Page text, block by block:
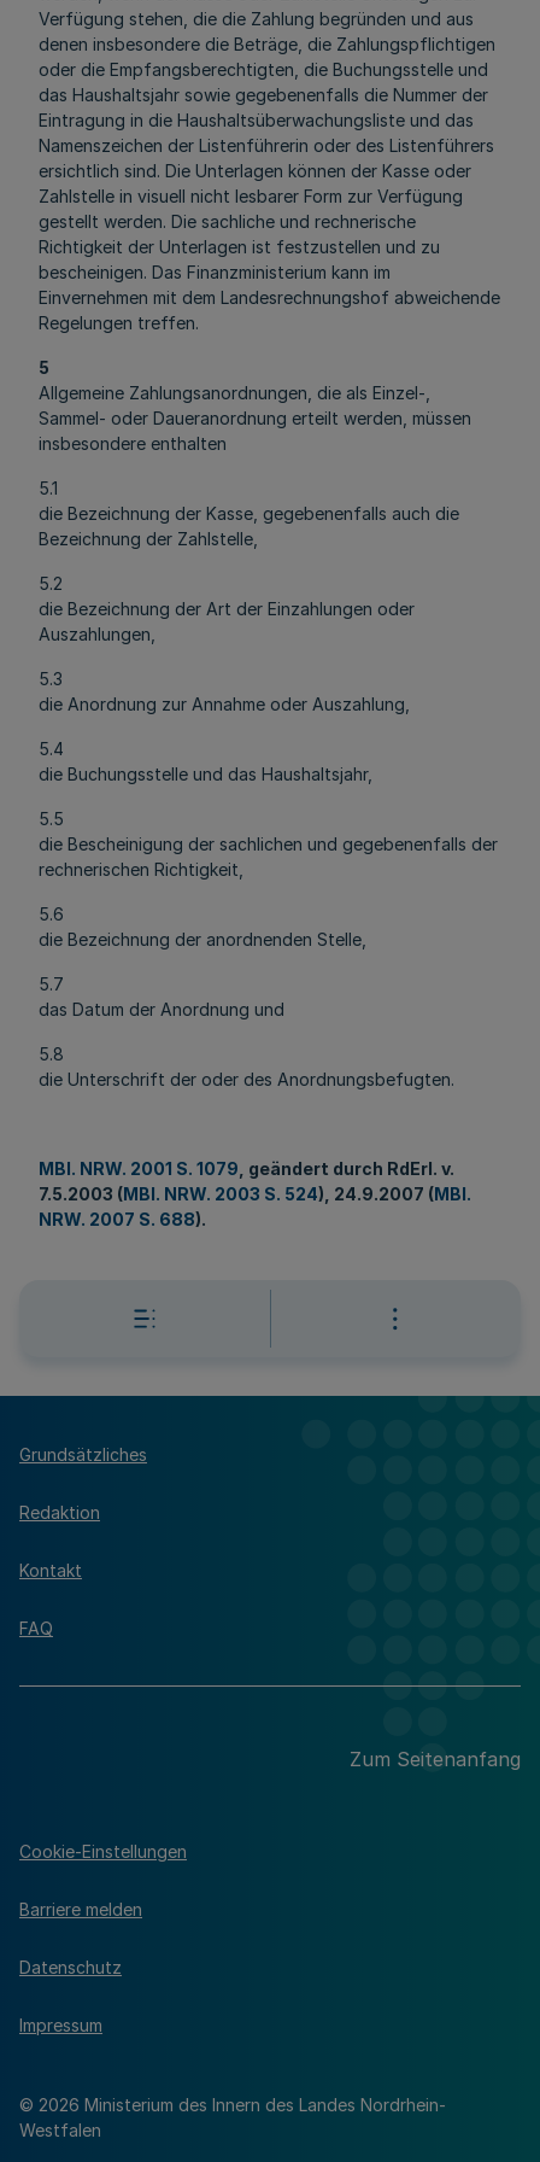
Verfügung stehen, die die Zahlung begründen und aus
denen insbesondere die Beträge, die Zahlungspflichtigen
oder die Empfangsberechtigten, die Buchungsstelle und
das Haushaltsjahr sowie gegebenenfalls die Nummer der
Eintragung in die Haushaltsüberwachungsliste und das
Namenszeichen der Listenführerin oder des Listenführers
ersichtlich sind. Die Unterlagen können der Kasse oder
Zahlstelle in visuell nicht lesbarer Form zur Verfügung
gestellt werden. Die sachliche und rechnerische
Richtigkeit der Unterlagen ist festzustellen und zu
bescheinigen. Das Finanzministerium kann im
Einvernehmen mit dem Landesrechnungshof abweichende
Regelungen treffen.
5
Allgemeine Zahlungsanordnungen, die als Einzel-,
Sammel- oder Daueranordnung erteilt werden, müssen
insbesondere enthalten
5.1
die Bezeichnung der Kasse, gegebenenfalls auch die
Bezeichnung der Zahlstelle,
5.2
die Bezeichnung der Art der Einzahlungen oder
Auszahlungen,
5.3
die Anordnung zur Annahme oder Auszahlung,
5.4
die Buchungsstelle und das Haushaltsjahr,
5.5
die Bescheinigung der sachlichen und gegebenenfalls der
rechnerischen Richtigkeit,
5.6
die Bezeichnung der anordnenden Stelle,
5.7
das Datum der Anordnung und
5.8
die Unterschrift der oder des Anordnungsbefugten.
MBl. NRW. 2001 S. 1079 , geändert durch RdErl. v.
7.5.2003 (MBl. NRW. 2003 S. 524), 24.9.2007 (MBl.
NRW. 2007 S. 688).
Grundsätzliches
Redaktion
Kontakt
FAQ
Zum Seitenanfang
© 2026 Ministerium des Innern des Landes Nordrhein-
Westfalen
Cookie-Einstellungen
Barriere melden
Datenschutz
Impressum